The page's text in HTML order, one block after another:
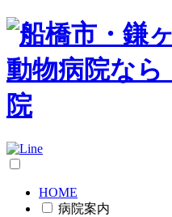
HOME
病院案内